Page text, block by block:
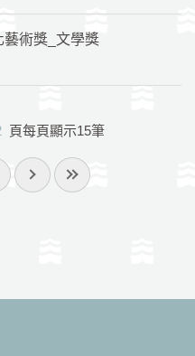
藝術獎_文學獎
頁每頁顯示15筆